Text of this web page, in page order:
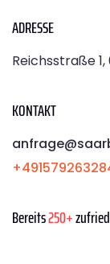
ADRESSE
Reichsstraße 1,
KONTAKT
Bereits250+